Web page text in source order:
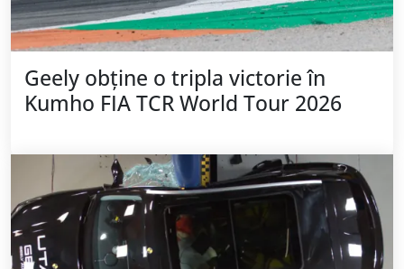
Geely obține o tripla victorie în
Kumho FIA TCR World Tour 2026